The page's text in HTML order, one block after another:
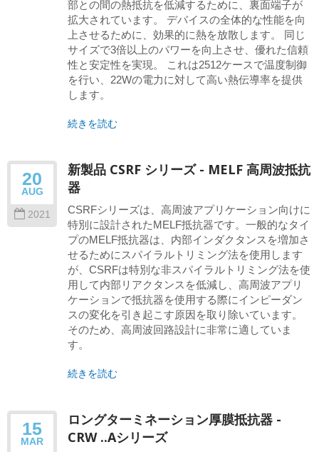
部との間の熱抵抗を低減するために、裏面端子が
拡大されています。 デバイスの全体的な性能を向
上させるために、効果的に熱を放散します。 同じ
サイズで3倍以上のパワーを向上させ、優れた信頼
性と安定性を実現。 これは2512ケースで温度制御
を行い、22Wの電力に対して高い熱伝導率を提供
します。
続きを読む
20
AUG
2021
新製品 CSRF シリーズ - MELF 高周波抵抗
器
CSRFシリーズは、高周波アプリケーション向けに
特別に設計されたMELF抵抗器です。一般的なタイ
プのMELF抵抗器は、内部インダクタンスを増加さ
せるためにスパイラルトリミング法を使用します
が、CSRFは特別な非スパイラルトリミング法を使
用して内部リアクタンスを低減し、高周波アプリ
ケーションで抵抗器を使用する際にインピーダン
スの変化を引き起こす原因を取り除いています。
そのため、高周波回路設計に非常に適していま
す。
続きを読む
15
MAR
ロングターミネーション厚膜抵抗器 -
CRW ..Aシリーズ